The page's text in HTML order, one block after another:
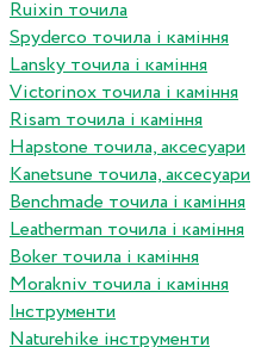
Ruixin точила
Spyderco точила і каміння
Lansky точила і каміння
Victorinox точила і каміння
Risam точила і каміння
Hapstone точила, аксесуари
Kanetsune точила, аксесуари
Benchmade точила і каміння
Leatherman точила і каміння
Boker точила і каміння
Morakniv точила і каміння
Інструменти
Naturehike інструменти